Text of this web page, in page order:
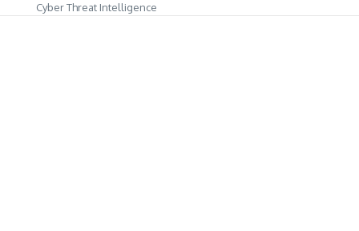
Cyber Threat Intelligence